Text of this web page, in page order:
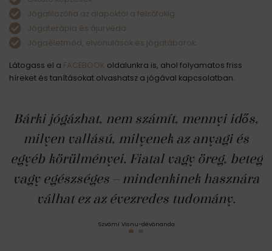
Jógafilozófia az alapoktól a felsőfokig.
Jógaterápia és ájurvéda.
Jógaéletmód, elvonulások és jógatáborok.
Látogass el a FACEBOOK oldalunkra is, ahol folyamatos friss
híreket és tanításokat olvashatsz a jógával kapcsolatban.
Bárki jógázhat, nem számít, mennyi idős,
milyen vallású, milyenek az anyagi és
egyéb körülményei. Fiatal vagy öreg, beteg
vagy egészséges – mindenkinek hasznára
válhat ez az évezredes tudomány.
Szvámí Visnu-dévánanda